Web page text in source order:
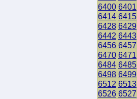
6400 6401
6414 6415
6428 6429
6442 6443
6456 6457
6470 6471
6484 6485
6498 6499
6512 6513
6526 6527